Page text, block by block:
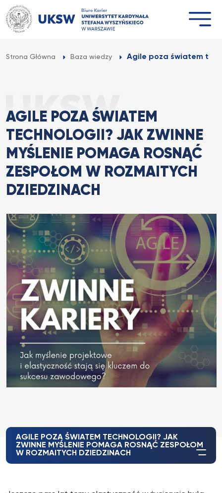
Przejdź
do
treści
Strona Główna Baza wiedzy Agile poza światem
AGILE POZA ŚWIATEM
TECHNOLOGII? JAK ZWINNE
MYŚLENIE POMAGA ROSNĄĆ
ZESPOŁOM W ROZMAITYCH
DZIEDZINACH
AGILE POZA ŚWIATEM TECHNOLOGII? JAK
ZWINNE MYŚLENIE POMAGA ROSNĄĆ ZESPOŁOM
W ROZMAITYCH DZIEDZINACH